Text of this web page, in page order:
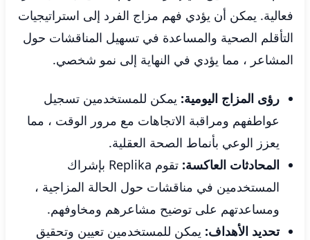
فعالية. يمكن أن يؤدي فهم مزاج الفرد إلى استراتيجيات
التأقلم الصحية والمساعدة في تسهيل المناقشات حول
المشاعر ، مما يؤدي في النهاية إلى نمو شخصي.
رؤى المزاج اليومية: يمكن للمستخدمين تسجيل
عواطفهم ومراقبة الاتجاهات مع مرور الوقت ، مما
يعزز الوعي بأنماط الصحة العقلية.
المحادثات العاكسة:
تقوم Replika بإشراك
المستخدمين في مناقشات حول الحالة المزاجية ،
ومساعدتهم على توضيح مشاعرهم ومخاوفهم.
تحديد الأهداف: يمكن للمستخدمين تعيين وتحقيق